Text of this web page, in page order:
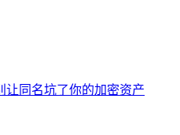
让同名坑了你的加密资产